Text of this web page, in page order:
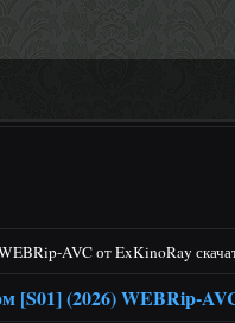
AVC от ExKinoRay
[S01] (2026) WEBRip-